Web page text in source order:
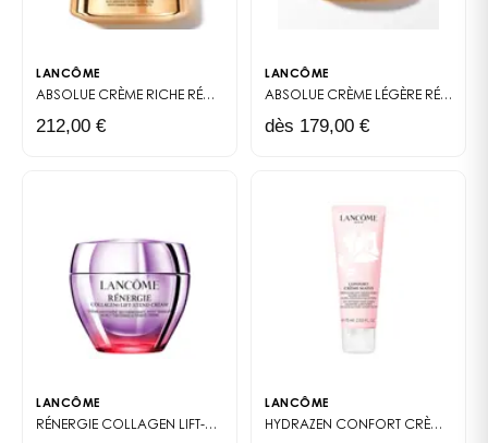
LANCÔME
ABSOLUE CRÈME RICHE RÉGÉNÉRANTE
212,00 €
LANCÔME
ABSOLUE CRÈME LÉGÈRE RÉGÉNÉRATRICE
dès 179,00 €
LANCÔME
RÉNERGIE COLLAGEN LIFT-XTEND CRÈME RAFFERMISSANTE CRÈME
LANCÔME
HYDRAZEN CONFORT CRÈME MAINS